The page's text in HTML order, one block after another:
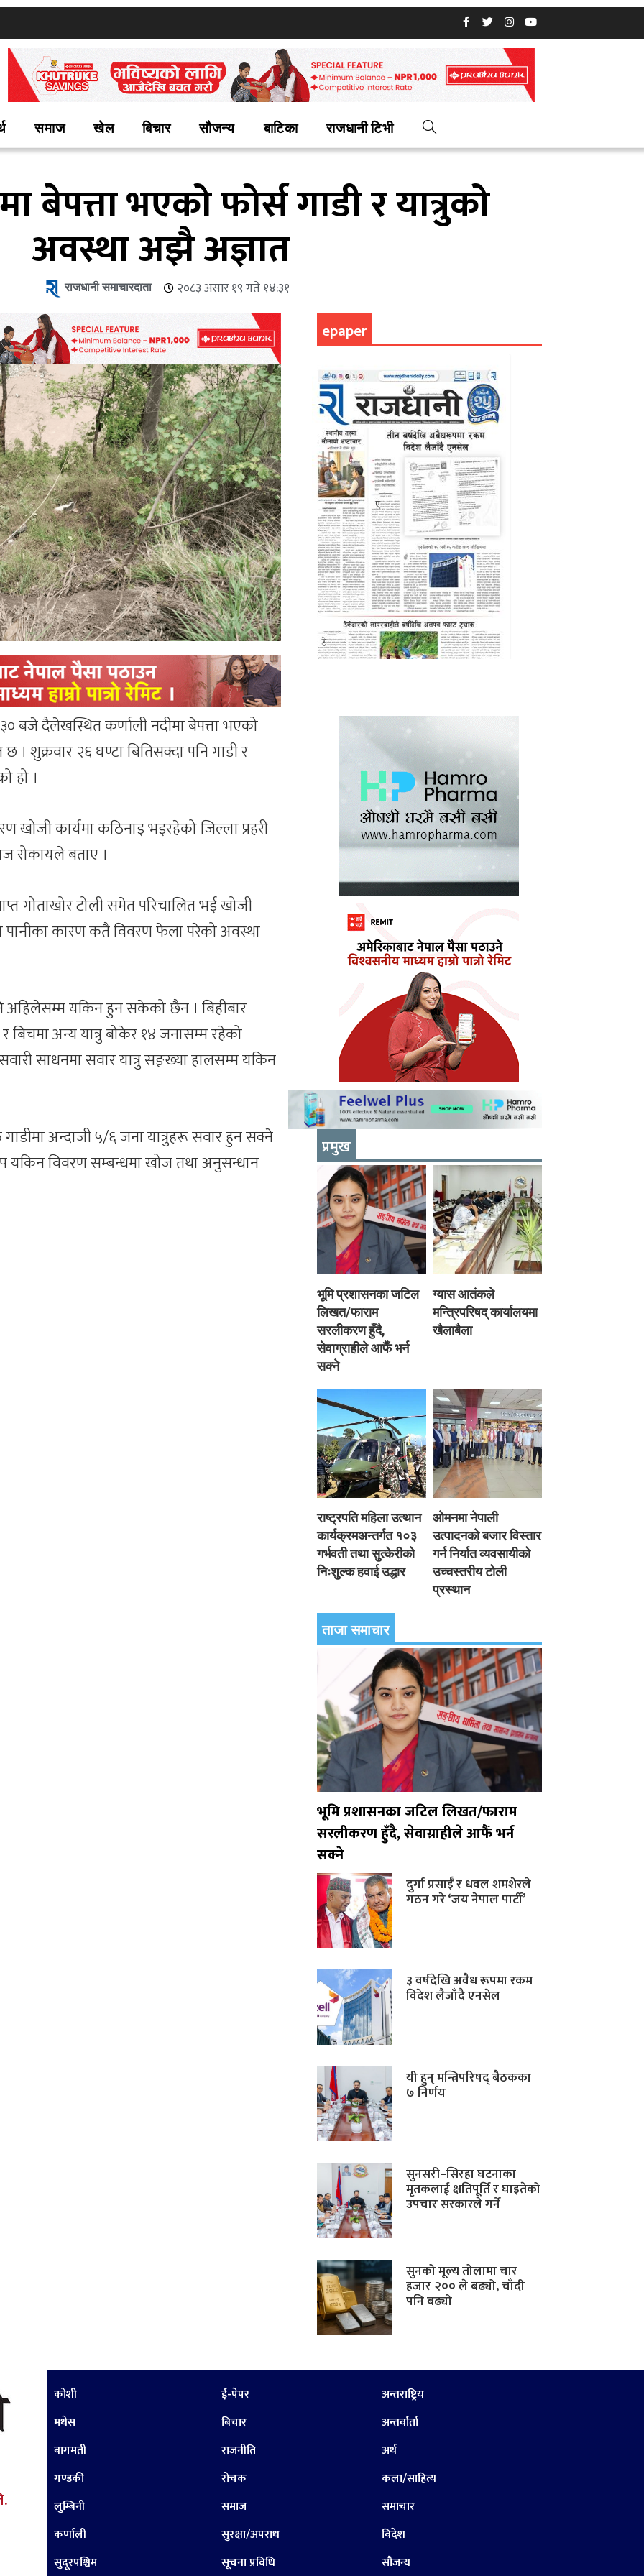
समाज खेल बिचार सौजन्य बाटिका राजधानी टिभी
बेपत्ता भएको फोर्स गाडी र यात्रुको
अवस्था अझै अज्ञात
राजधानी समाचारदाता २०८३ असार १९ गते १४:३१
बजे दैलेखस्थित कर्णाली नदीमा बेपत्ता भएको
। शुक्रवार २६ घण्टा बितिसक्दा पनि गाडी र
हो ।
खोजी कार्यमा कठिनाइ भइरहेको जिल्ला प्रहरी
रोकायले बताए ।
गोताखोर टोली समेत परिचालित भई खोजी
पानीका कारण कतै विवरण फेला परेको अवस्था
अहिलेसम्म यकिन हुन सकेको छैन । बिहीबार
बिचमा अन्य यात्रु बोकेर १४ जनासम्म रहेको
साधनमा सवार यात्रु सङ्ख्या हालसम्म यकिन
अन्दाजी ५/६ जना यात्रुहरू सवार हुन सक्ने
यकिन विवरण सम्बन्धमा खोज तथा अनुसन्धान
epaper
प्रमुख
भूमि प्रशासनका जटिल
लिखत/फाराम
सरलीकरण हुँदै,
सेवाग्राहीले आफैँ भर्न
सक्ने
ग्यास आतंकले
मन्त्रिपरिषद् कार्यालयमा
खैलाबैला
राष्ट्रपति महिला उत्थान
कार्यक्रमअन्तर्गत १०३
गर्भवती तथा सुत्केरीको
निःशुल्क हवाई उद्धार
ओमनमा नेपाली
उत्पादनको बजार विस्तार
गर्न निर्यात व्यवसायीको
उच्चस्तरीय टोली
प्रस्थान
ताजा समाचार
भूमि प्रशासनका जटिल लिखत/फाराम
सरलीकरण हुँदै, सेवाग्राहीले आफैँ भर्न
सक्ने
दुर्गा प्रसाईँ र धवल शमशेरले
गठन गरे ‘जय नेपाल पार्टी’
३ वर्षदेखि अवैध रूपमा रकम
विदेश लैजाँदै एनसेल
यी हुन् मन्त्रिपरिषद् बैठकका
७ निर्णय
सुनसरी–सिरहा घटनाका
मृतकलाई क्षतिपूर्ति र घाइतेको
उपचार सरकारले गर्ने
सुनको मूल्य तोलामा चार
हजार २०० ले बढ्यो, चाँदी
पनि बढ्यो
कोशी
मधेस
बागमती
गण्डकी
लुम्बिनी
कर्णाली
सुदूरपश्चिम
ई-पेपर
बिचार
राजनीति
रोचक
समाज
सुरक्षा/अपराध
सूचना प्रविधि
अन्तराष्ट्रिय
अन्तर्वार्ता
अर्थ
कला/साहित्य
समाचार
विदेश
सौजन्य